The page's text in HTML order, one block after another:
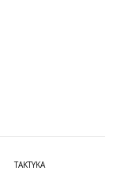
TAKTYKA